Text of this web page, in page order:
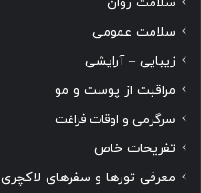
سلامت عمومی
زیبایی – آرایشی
مراقبت از پوست و مو
سرگرمی و اوقات فراغت
تفریحات خاص
معرفی تورها و سفرهای لاکچری